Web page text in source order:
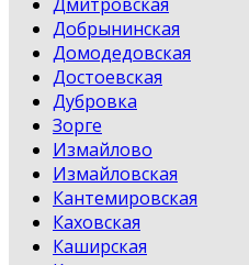
Добрынинская
Домодедовская
Достоевская
Дубровка
Зорге
Измайлово
Измайловская
Кантемировская
Каховская
Каширская